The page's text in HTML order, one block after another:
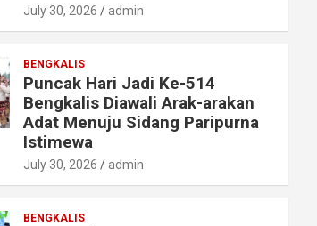
July 30, 2026 admin
BENGKALIS
Puncak Hari Jadi Ke-514
Bengkalis Diawali Arak-arakan
Adat Menuju Sidang Paripurna
Istimewa
July 30, 2026 admin
BENGKALIS